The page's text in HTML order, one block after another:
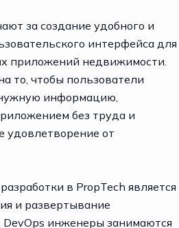
за создание удобного и
интерфейса для
приложений недвижимости.
то, чтобы пользователи
информацию,
без труда и
удовлетворение от
в PropTech является
и развертывание
инженеры занимаются